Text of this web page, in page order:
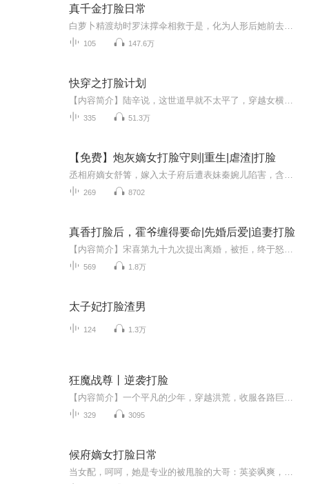
真千金打脸日常
105 147.6万
快穿之打脸计划
335 51.3万
【免费】炮灰嫡女打脸守则|重生|虐渣|打脸
269 8702
真香打脸后，霍爷缠得要命|先婚后爱|追妻打脸
569 1.8万
太子妃打脸渣男
124 1.3万
狂魔战尊丨逆袭打脸
329 3095
候府嫡女打脸日常